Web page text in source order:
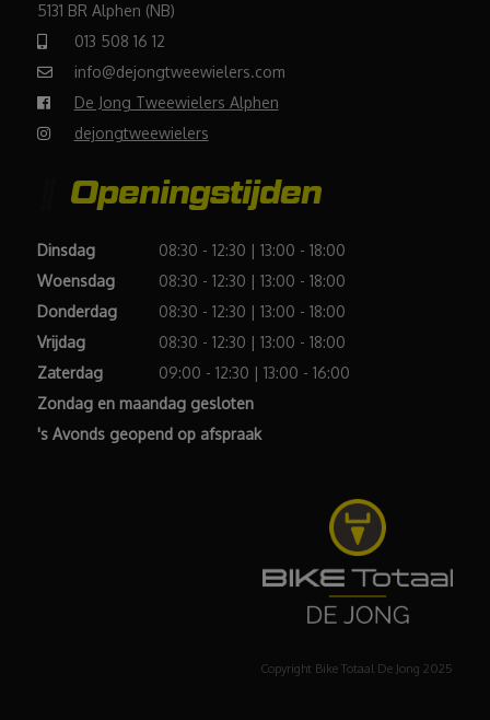
5131 BR Alphen (NB)
013 508 16 12
info@dejongtweewielers.com
De Jong Tweewielers Alphen
dejongtweewielers
Openingstijden
Dinsdag
08:30 - 12:30 | 13:00 - 18:00
Woensdag
08:30 - 12:30 | 13:00 - 18:00
Donderdag
08:30 - 12:30 | 13:00 - 18:00
Vrijdag
08:30 - 12:30 | 13:00 - 18:00
Zaterdag
09:00 - 12:30 | 13:00 - 16:00
Zondag en maandag gesloten
's Avonds geopend op afspraak
Copyright Bike Totaal De Jong 2025